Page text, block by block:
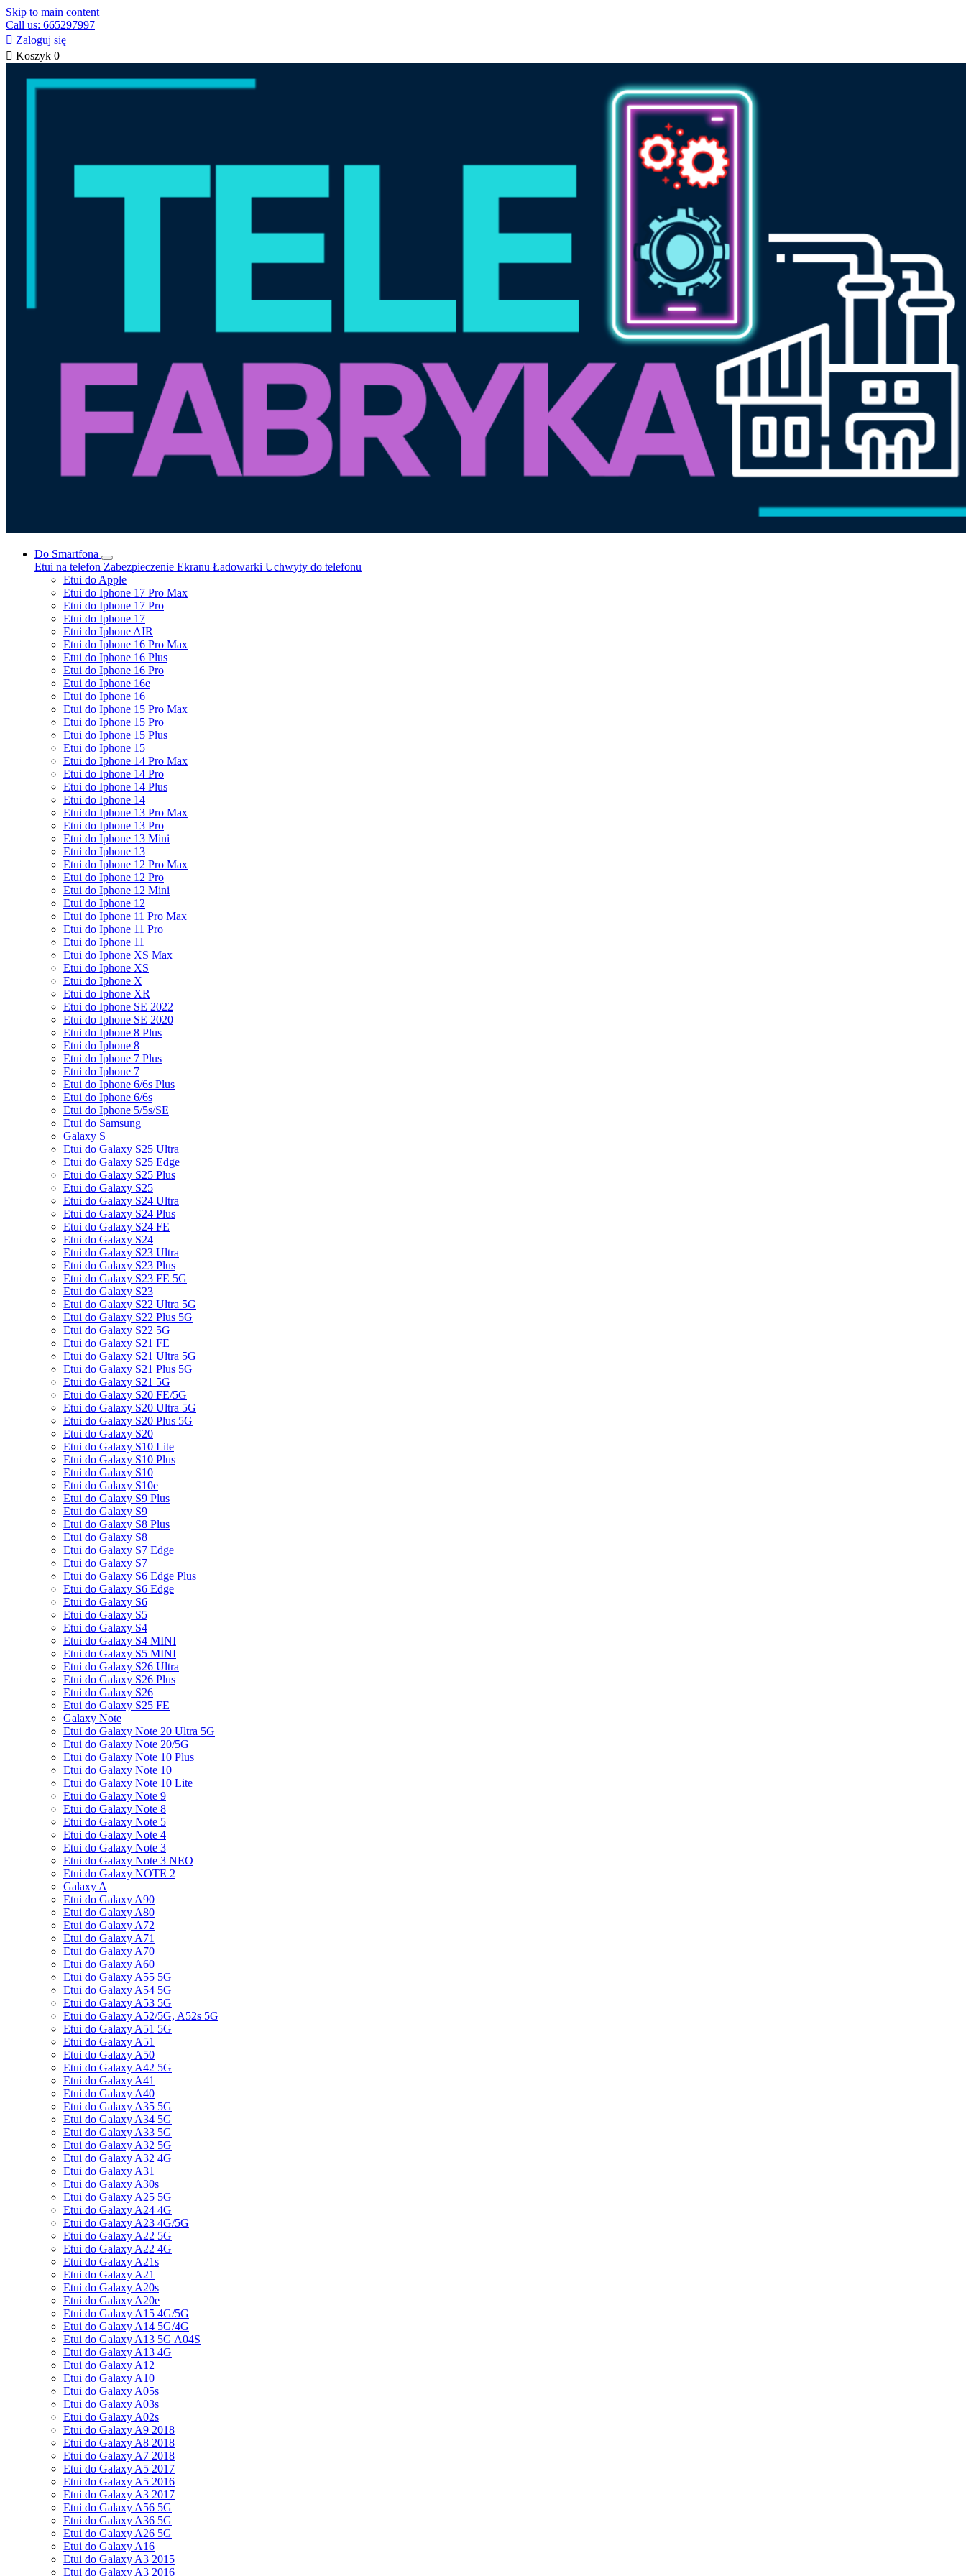
Skip to main content
Call us: 665297997
 Zaloguj się
 Koszyk 0
Do Smartfona
Etui na telefon Zabezpieczenie Ekranu Ładowarki Uchwyty do telefonu
Etui do Apple
Etui do Iphone 17 Pro Max
Etui do Iphone 17 Pro
Etui do Iphone 17
Etui do Iphone AIR
Etui do Iphone 16 Pro Max
Etui do Iphone 16 Plus
Etui do Iphone 16 Pro
Etui do Iphone 16e
Etui do Iphone 16
Etui do Iphone 15 Pro Max
Etui do Iphone 15 Pro
Etui do Iphone 15 Plus
Etui do Iphone 15
Etui do Iphone 14 Pro Max
Etui do Iphone 14 Pro
Etui do Iphone 14 Plus
Etui do Iphone 14
Etui do Iphone 13 Pro Max
Etui do Iphone 13 Pro
Etui do Iphone 13 Mini
Etui do Iphone 13
Etui do Iphone 12 Pro Max
Etui do Iphone 12 Pro
Etui do Iphone 12 Mini
Etui do Iphone 12
Etui do Iphone 11 Pro Max
Etui do Iphone 11 Pro
Etui do Iphone 11
Etui do Iphone XS Max
Etui do Iphone XS
Etui do Iphone X
Etui do Iphone XR
Etui do Iphone SE 2022
Etui do Iphone SE 2020
Etui do Iphone 8 Plus
Etui do Iphone 8
Etui do Iphone 7 Plus
Etui do Iphone 7
Etui do Iphone 6/6s Plus
Etui do Iphone 6/6s
Etui do Iphone 5/5s/SE
Etui do Samsung
Galaxy S
Etui do Galaxy S25 Ultra
Etui do Galaxy S25 Edge
Etui do Galaxy S25 Plus
Etui do Galaxy S25
Etui do Galaxy S24 Ultra
Etui do Galaxy S24 Plus
Etui do Galaxy S24 FE
Etui do Galaxy S24
Etui do Galaxy S23 Ultra
Etui do Galaxy S23 Plus
Etui do Galaxy S23 FE 5G
Etui do Galaxy S23
Etui do Galaxy S22 Ultra 5G
Etui do Galaxy S22 Plus 5G
Etui do Galaxy S22 5G
Etui do Galaxy S21 FE
Etui do Galaxy S21 Ultra 5G
Etui do Galaxy S21 Plus 5G
Etui do Galaxy S21 5G
Etui do Galaxy S20 FE/5G
Etui do Galaxy S20 Ultra 5G
Etui do Galaxy S20 Plus 5G
Etui do Galaxy S20
Etui do Galaxy S10 Lite
Etui do Galaxy S10 Plus
Etui do Galaxy S10
Etui do Galaxy S10e
Etui do Galaxy S9 Plus
Etui do Galaxy S9
Etui do Galaxy S8 Plus
Etui do Galaxy S8
Etui do Galaxy S7 Edge
Etui do Galaxy S7
Etui do Galaxy S6 Edge Plus
Etui do Galaxy S6 Edge
Etui do Galaxy S6
Etui do Galaxy S5
Etui do Galaxy S4
Etui do Galaxy S4 MINI
Etui do Galaxy S5 MINI
Etui do Galaxy S26 Ultra
Etui do Galaxy S26 Plus
Etui do Galaxy S26
Etui do Galaxy S25 FE
Galaxy Note
Etui do Galaxy Note 20 Ultra 5G
Etui do Galaxy Note 20/5G
Etui do Galaxy Note 10 Plus
Etui do Galaxy Note 10
Etui do Galaxy Note 10 Lite
Etui do Galaxy Note 9
Etui do Galaxy Note 8
Etui do Galaxy Note 5
Etui do Galaxy Note 4
Etui do Galaxy Note 3
Etui do Galaxy Note 3 NEO
Etui do Galaxy NOTE 2
Galaxy A
Etui do Galaxy A90
Etui do Galaxy A80
Etui do Galaxy A72
Etui do Galaxy A71
Etui do Galaxy A70
Etui do Galaxy A60
Etui do Galaxy A55 5G
Etui do Galaxy A54 5G
Etui do Galaxy A53 5G
Etui do Galaxy A52/5G, A52s 5G
Etui do Galaxy A51 5G
Etui do Galaxy A51
Etui do Galaxy A50
Etui do Galaxy A42 5G
Etui do Galaxy A41
Etui do Galaxy A40
Etui do Galaxy A35 5G
Etui do Galaxy A34 5G
Etui do Galaxy A33 5G
Etui do Galaxy A32 5G
Etui do Galaxy A32 4G
Etui do Galaxy A31
Etui do Galaxy A30s
Etui do Galaxy A25 5G
Etui do Galaxy A24 4G
Etui do Galaxy A23 4G/5G
Etui do Galaxy A22 5G
Etui do Galaxy A22 4G
Etui do Galaxy A21s
Etui do Galaxy A21
Etui do Galaxy A20s
Etui do Galaxy A20e
Etui do Galaxy A15 4G/5G
Etui do Galaxy A14 5G/4G
Etui do Galaxy A13 5G A04S
Etui do Galaxy A13 4G
Etui do Galaxy A12
Etui do Galaxy A10
Etui do Galaxy A05s
Etui do Galaxy A03s
Etui do Galaxy A02s
Etui do Galaxy A9 2018
Etui do Galaxy A8 2018
Etui do Galaxy A7 2018
Etui do Galaxy A5 2017
Etui do Galaxy A5 2016
Etui do Galaxy A3 2017
Etui do Galaxy A56 5G
Etui do Galaxy A36 5G
Etui do Galaxy A26 5G
Etui do Galaxy A16
Etui do Galaxy A3 2015
Etui do Galaxy A3 2016